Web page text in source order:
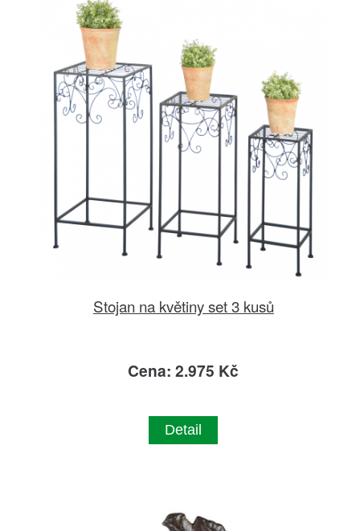
Stojan na květiny set 3 kusů
Cena: 2.975 Kč
Detail